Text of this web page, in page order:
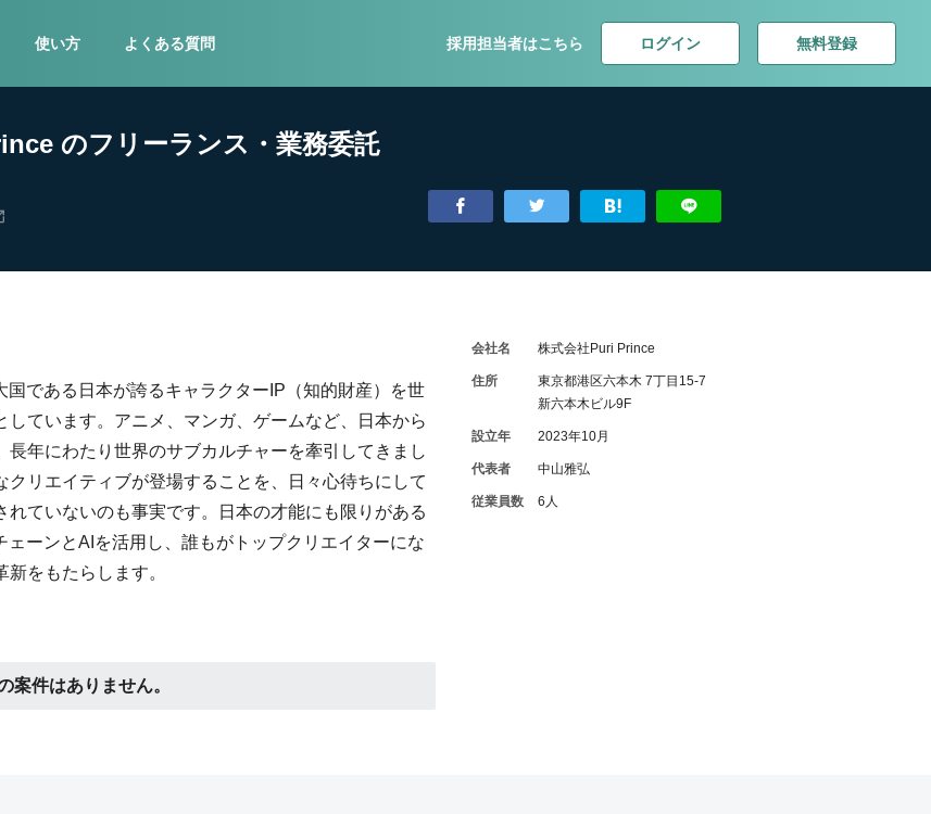
使い方 よくある質問 採用担当者はこちら ログイン 無料登録
のフリーランス・業務委託
である日本が誇るキャラクターIP（知的財産）を世
ています。アニメ、マンガ、ゲームなど、日本から
年にわたり世界のサブカルチャーを牽引してきまし
リエイティブが登場することを、日々心待ちにして
ていないのも事実です。日本の才能にも限りがある
ーンとAIを活用し、誰もがトップクリエイターにな
をもたらします。
案件はありません。
会社名 株式会社Puri Prince
住所
東京都港区六本木 7丁目15-7
新六本木ビル9F
設立年 2023年10月
代表者 中山雅弘
従業員数 6人